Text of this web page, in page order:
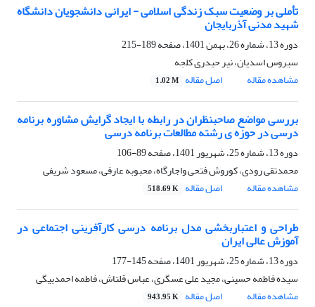
تأملی بر وضعیت سبک زندگی اسلامی - ایرانی دانشجویان دانشگاه
شهید مدنی آذربایجان
دوره 13، شماره 26، بهمن 1401، صفحه
189-215
سیروس اسدیان، نیر حیدری کلجه
مشاهده مقاله
اصل مقاله 1.02 M
بررسی مواضع صاحبنظران در رابطه با ایجاد گرایش مشاوره برنامه
درسی در حوزه ی رشته مطالعات برنامه درسی
دوره 13، شماره 25، شهریور 1401، صفحه
89-106
محمدتقی رودی، کوروش فتحی واجارگاه، محبوبه عارفی، مسعود شریفی
مشاهده مقاله
اصل مقاله 518.69 K
طراحی و اعتباربخشی مدل برنامه درسی کارآفرینی اجتماعی در
آموزش عالی ایران
دوره 13، شماره 25، شهریور 1401، صفحه
145-177
سیده فاطمه حسینی، مجید علی عسگری، عباس قلتاش، فاطمه احمدبیگی
مشاهده مقاله
اصل مقاله 943.95 K